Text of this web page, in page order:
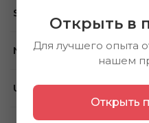
Открыть в
Для лучшего опыта
нашем
Открыть
Store availability
Note
Using method